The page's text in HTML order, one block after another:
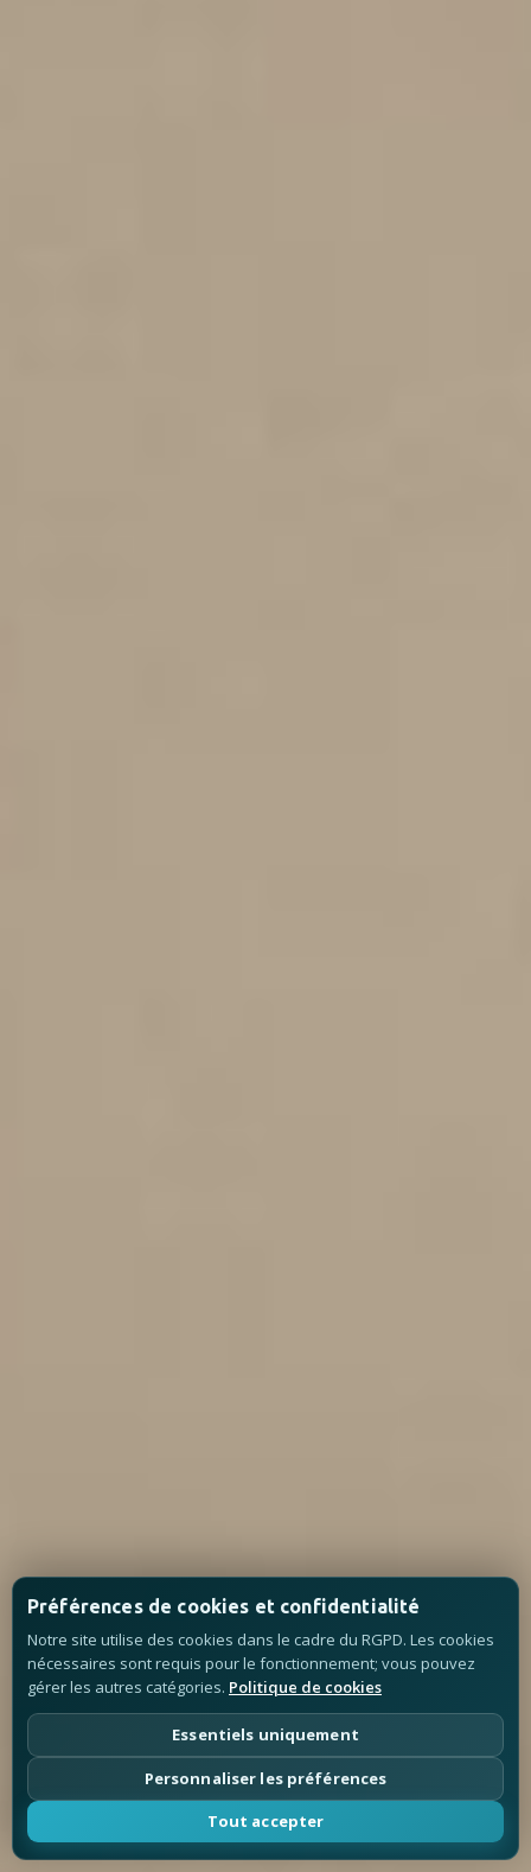
Préférences de cookies et confidentialité
Notre site utilise des cookies dans le cadre du RGPD. Les cookies
nécessaires sont requis pour le fonctionnement; vous pouvez
gérer les autres catégories. Politique de cookies
Essentiels uniquement
Personnaliser les préférences
Tout accepter